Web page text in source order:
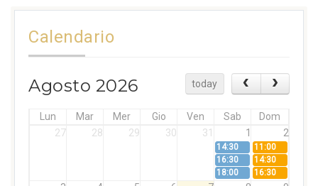
Calendario
Agosto 2026 today
Lun Mar Mer Gio Ven Sab
Dom
27
28 29 30 31 1 2
14:30
11:00
16:30
14:30
18:00
16:30